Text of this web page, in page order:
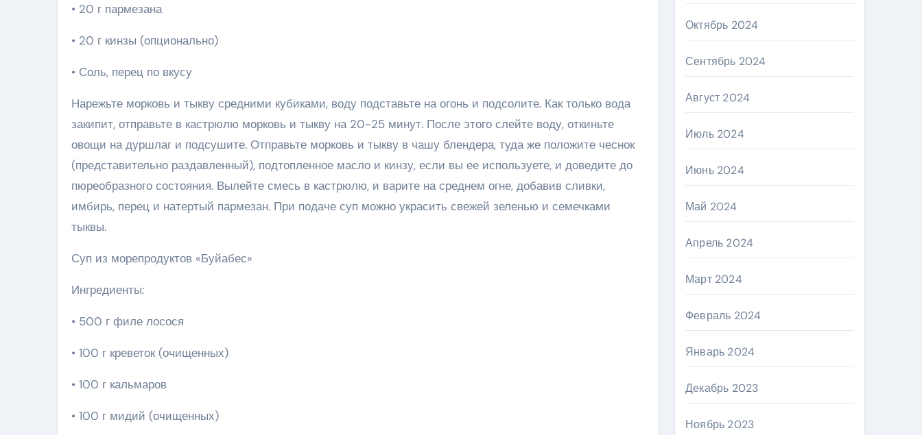
• 20 г пармезана
• 20 г кинзы (опционально)
• Соль, перец по вкусу
Нарежьте морковь и тыкву средними кубиками, воду подставьте на огонь и подсолите. Как только вода
закипит, отправьте в кастрюлю морковь и тыкву на 20-25 минут. После этого слейте воду, откиньте
овощи на дуршлаг и подсушите. Отправьте морковь и тыкву в чашу блендера, туда же положите чеснок
(представительно раздавленный), подтопленное масло и кинзу, если вы ее используете, и доведите до
пюреобразного состояния. Вылейте смесь в кастрюлю, и варите на среднем огне, добавив сливки,
имбирь, перец и натертый пармезан. При подаче суп можно украсить свежей зеленью и семечками
тыквы.
Суп из морепродуктов «Буйабес»
Ингредиенты:
• 500 г филе лосося
• 100 г креветок (очищенных)
• 100 г кальмаров
• 100 г мидий (очищенных)
Октябрь 2024
Сентябрь 2024
Август 2024
Июль 2024
Июнь 2024
Май 2024
Апрель 2024
Март 2024
Февраль 2024
Январь 2024
Декабрь 2023
Ноябрь 2023